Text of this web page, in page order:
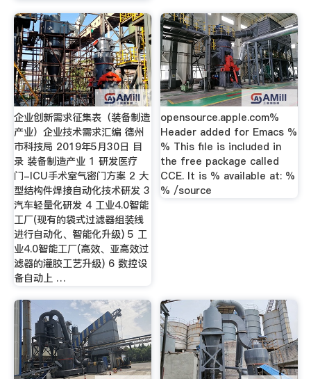
企业创新需求征集表（装备制造
产业）企业技术需求汇编 德州
市科技局 2019年5月30日 目
录 装备制造产业 1 研发医疗
门-ICU手术室气密门方案 2 大
型结构件焊接自动化技术研发 3
汽车轻量化研发 4 工业4.0智能
工厂(现有的袋式过滤器组装线
进行自动化、智能化升级) 5 工
业4.0智能工厂(高效、亚高效过
滤器的灌胶工艺升级) 6 数控设
备自动上 …
opensource.apple.com%
Header added for Emacs %
% This file is included in
the free package called
CCE. It is % available at: %
% /source